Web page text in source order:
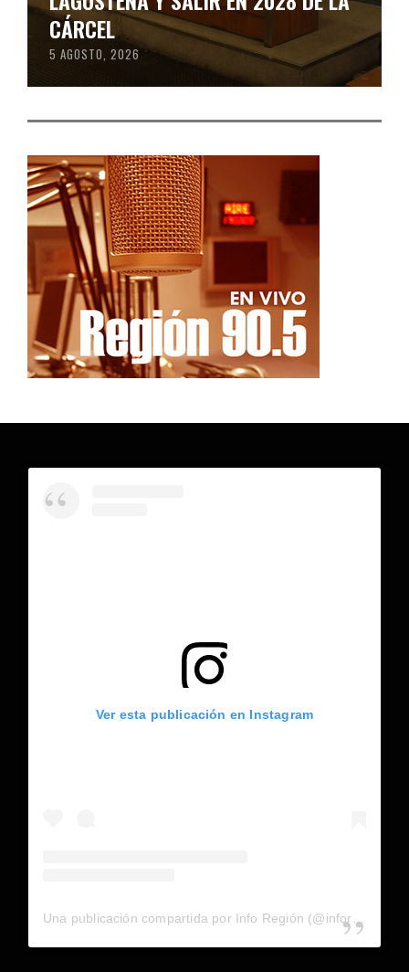
CÁRCEL
5 AGOSTO, 2026
Ver esta publicación en Instagram